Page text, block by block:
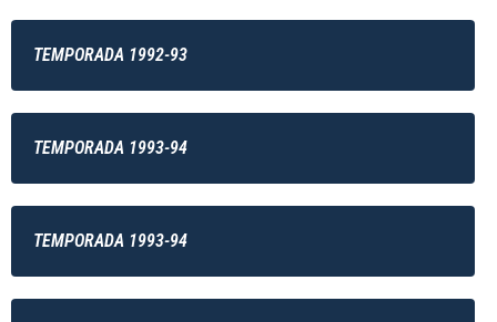
TEMPORADA 1992-93
TEMPORADA 1993-94
TEMPORADA 1993-94